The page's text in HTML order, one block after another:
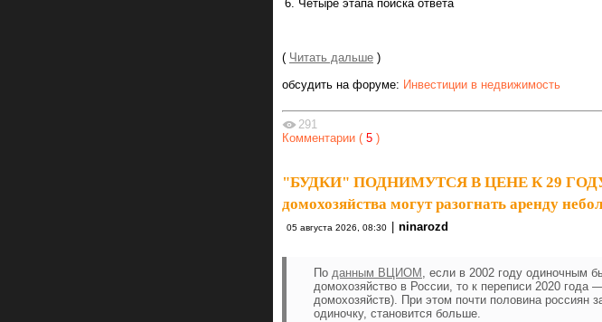
Четыре этапа поиска ответа
( Читать дальше )
обсудить на форуме: Инвестиции в недвижимость
291
Комментарии ( 5 )
"БУДКИ" ПОДНИМУТСЯ В ЦЕНЕ К 29 ГОДУ.
домохозяйства могут разогнать аренду
05 августа 2026, 08:30 ninarozd
По данным ВЦИОМ , если в 2002 году одиночным
домохозяйство в России, то к переписи 2020
домохозяйств). При этом почти половина россиян
одиночку, становится больше.